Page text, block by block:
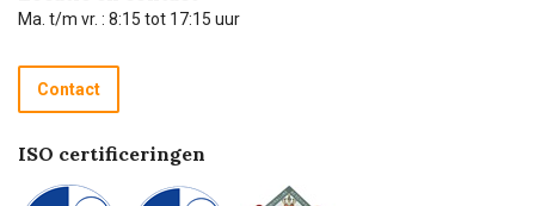
Technische dienst
Recycle programma
Betalen
Ma. t/m vr. : 8:15 tot 17:15 uur
Contact
ISO certificeringen